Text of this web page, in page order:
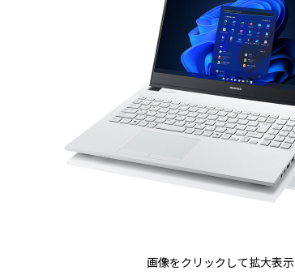
画像をクリックして拡大表示